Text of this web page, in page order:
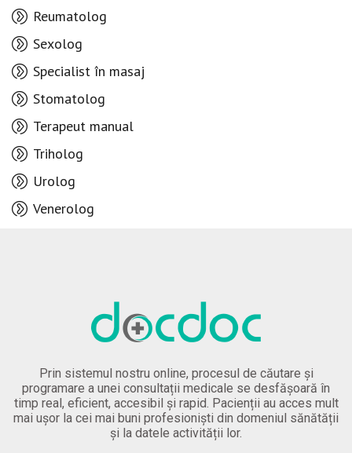
Reumatolog
Sexolog
Specialist în masaj
Stomatolog
Terapeut manual
Triholog
Urolog
Venerolog
Prin sistemul nostru online, procesul de căutare și
programare a unei consultații medicale se desfășoară în
timp real, eficient, accesibil și rapid. Pacienții au acces mult
mai ușor la cei mai buni profesioniști din domeniul sănătății
și la datele activității lor.